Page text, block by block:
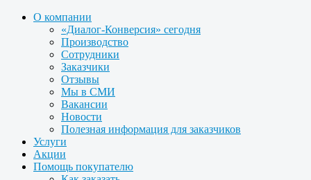
О компании
«Диалог-Конверсия» сегодня
Производство
Сотрудники
Заказчики
Отзывы
Мы в СМИ
Вакансии
Новости
Полезная информация для заказчиков
Услуги
Акции
Помощь покупателю